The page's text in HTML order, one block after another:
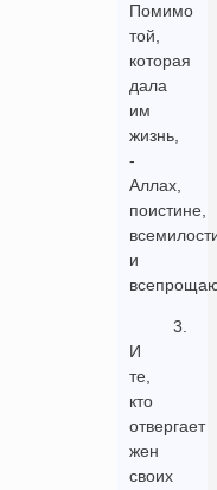
Помимо
той,
которая
дала
им
жизнь,
-
Аллах,
поистине,
и
3.
И
те,
кто
отвергает
жен
своих